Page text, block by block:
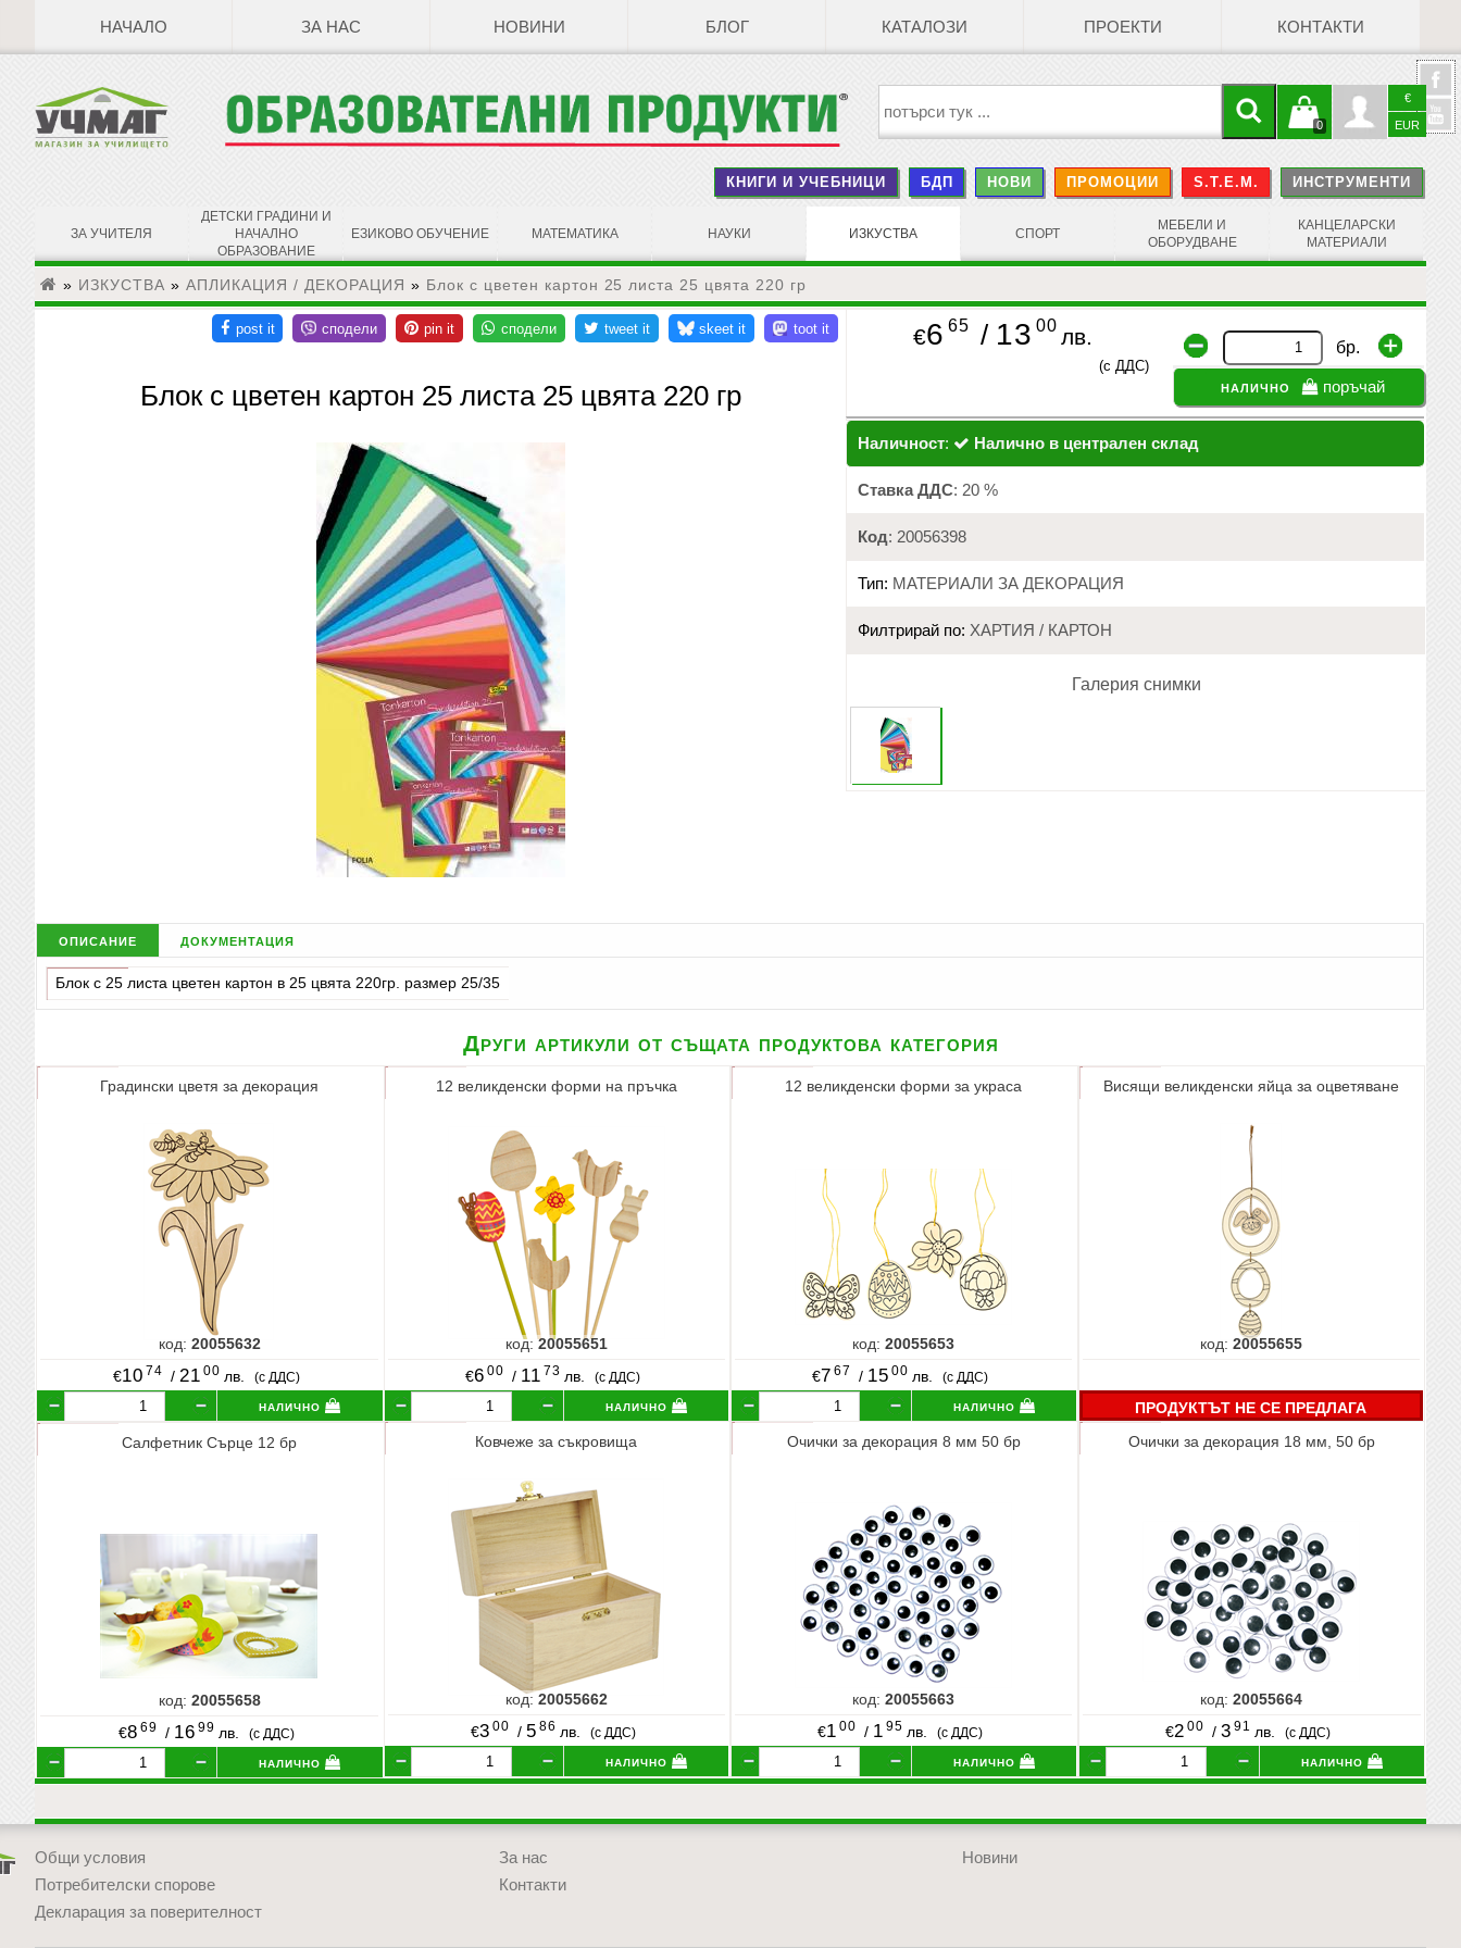
НАЧАЛО ЗА НАС НОВИНИ БЛОГ КАТАЛОЗИ ПРОЕКТИ КОНТАКТИ
€
EUR
Профил
0
Кошницата
е празна
КНИГИ И УЧЕБНИЦИ БДП НОВИ ПРОМОЦИИ S.T.E.M. ИНСТРУМЕНТИ
ЗА УЧИТЕЛЯ
ДЕТСКИ ГРАДИНИ И
НАЧАЛНО
ОБРАЗОВАНИЕ
ЕЗИКОВО ОБУЧЕНИЕ МАТЕМАТИКА НАУКИ ИЗКУСТВА СПОРТ
МЕБЕЛИ И
ОБОРУДВАНЕ
КАНЦЕЛАРСКИ
МАТЕРИАЛИ
» ИЗКУСТВА » АПЛИКАЦИЯ / ДЕКОРАЦИЯ » Блок с цветен картон 25 листа 25 цвята 220 гр
Блок с цветен картон 25 листа 25 цвята 220 гр
€6 65 / 13 00 лв.
(с ДДС)
бр.
налично поръчай
Наличност: Налично в централен склад
Ставка ДДС: 20 %
Код: 20056398
Тип: МАТЕРИАЛИ ЗА ДЕКОРАЦИЯ
Филтрирай по: ХАРТИЯ / КАРТОН
Галерия снимки
описание документация
Блок с 25 листа цветен картон в 25 цвята 220гр. размер 25/35
Други артикули от същата продуктова категория
Градински цветя за декорация
код: 20055632
€10 74 / 21 00 лв. (с ДДС)
налично
12 великденски форми на пръчка
код:20055651
€6 00 / 11 73 лв. (с ДДС)
налично
12 великденски форми за украса
код:20055653
€7 67 / 15 00 лв. (с ДДС)
налично
Висящи великденски яйца за оцветяване
код: 20055655
ПРОДУКТЪТ НЕ СЕ ПРЕДЛАГА
Салфетник Сърце 12 бр
код: 20055658
€8 69 / 16 99 лв. (с ДДС)
налично
Ковчеже за съкровища
код: 20055662
€3 00 / 5 86 лв. (с ДДС)
налично
Очички за декорация 8 мм 50 бр
код:20055663
€1 00 / 1 95 лв. (с ДДС)
налично
Очички за декорация 18 мм, 50 бр
код:20055664
€2 00 /3 91 лв. (с ДДС)
налично
Общи условия
Потребителски спорове
Декларация за поверителност
За нас
Контакти
Новини